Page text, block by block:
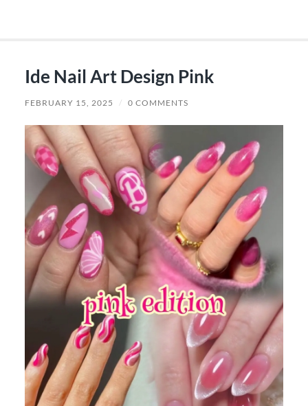
Ide Nail Art Design Pink
FEBRUARY 15, 2025 / 0 COMMENTS